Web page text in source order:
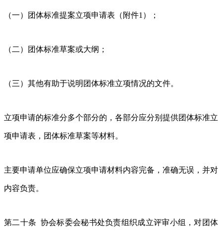
（一）团体标准提案立项申请表（附件1）；
（二）团体标准草案或大纲；
（三）其他有助于说明团体标准立项情况的文件。
立项申请的标准分多个部分的，各部分应分别提供团体标准立
项申请表，团体标准草案等材料。
主要申请单位应确保立项申请材料内容完备，准确无误，并对
内容负责。
第二十条 协会标委会秘书处负责组织成立评审小组，对团体